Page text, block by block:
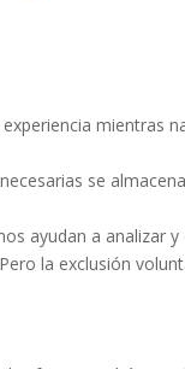
mientras
se
ayudan a analizar
la exclusión